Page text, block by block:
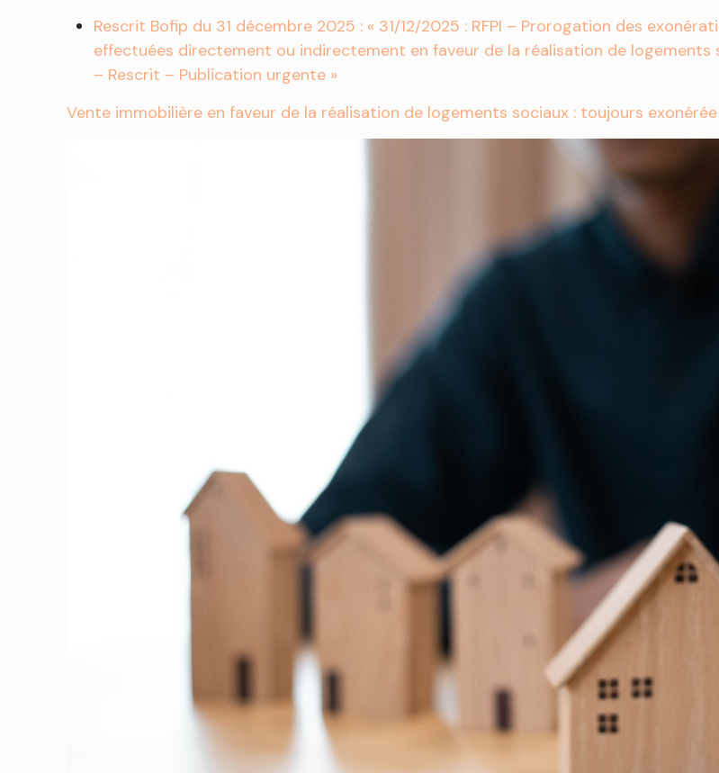
Rescrit Bofip du 31 décembre 2025 : « 31/12/2025 : RFPI – Prorogation des
effectuées directement ou indirectement en faveur de la réalisation de
– Rescrit – Publication urgente »
Vente immobilière en faveur de la réalisation de logements sociaux : toujours